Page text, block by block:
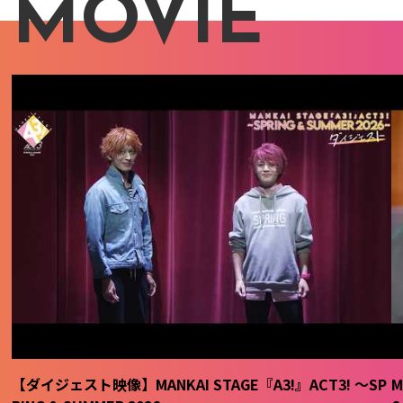
MOVIE
【ダイジェスト映像】MANKAI STAGE『A3!』ACT3! ～SP